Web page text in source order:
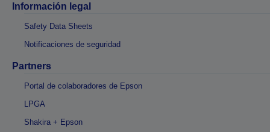
Información legal
Safety Data Sheets
Notificaciones de seguridad
Partners
Portal de colaboradores de Epson
LPGA
Shakira + Epson